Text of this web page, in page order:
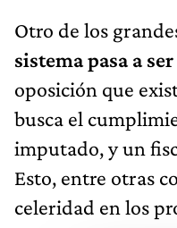
Otro de los
sistema pasa a
oposición que
busca el
imputado, y un
Esto, entre otras
celeridad en los